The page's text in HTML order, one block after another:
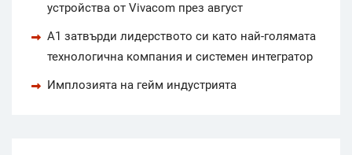
устройства от Vivacom през август
А1 затвърди лидерството си като най-голямата
технологична компания и системен интегратор
Имплозията на гейм индустрията